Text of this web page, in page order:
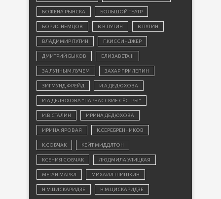
БОЖЕНА РЫНСКА БОЛЬШОЙ ТЕАТР
БОРИС НЕМЦОВ В.В.ПУТИН В.ПУТИН
ВЛАДИМИР ПУТИН Г.КИССИНДЖЕР
ДМИТРИЙ БЫКОВ ЕЛИЗАВЕТА II
ЗА ЛУННЫМ ЛУЧЕМ ЗАХАР ПРИЛЕПИН
ЗИГМУНД ФРЕЙД И.А.ДЕДЮХОВА
И.А.ДЕДЮХОВА "ПАРНАССКИЕ СЁСТРЫ"
И.В.СТАЛИН ИРИНА ДЕДЮХОВА
ИРИНА ЯРОВАЯ К.СЕРЕБРЕННИКОВ
К.СОБЧАК КЕЙТ МИДДЛТОН
КСЕНИЯ СОБЧАК ЛЮДМИЛА УЛИЦКАЯ
МЕГАН МАРКЛ МИХАИЛ ШИШКИН
Н.М.ЦИСКАРИДЗЕ Н.М.ЦИСКАРИДЗЕ